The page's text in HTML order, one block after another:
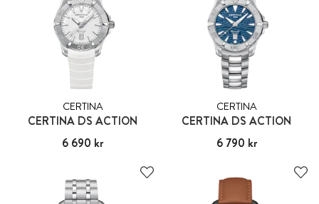
CERTINA
CERTINA DS ACTION
Pris:6 690 kr
6 690 kr
CERTINA
CERTINA DS ACTION
Pris:6 790 kr
6 790 kr